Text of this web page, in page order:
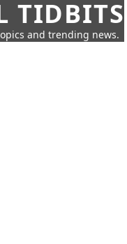
TIDBITS
and trending news.